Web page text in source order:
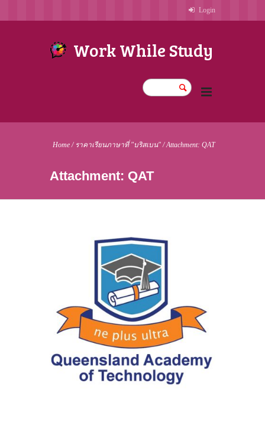
Login
Work While Study
Home/ ราคาเรียนภาษาที่ "บริสเบน"/Attachment: QAT
Attachment: QAT